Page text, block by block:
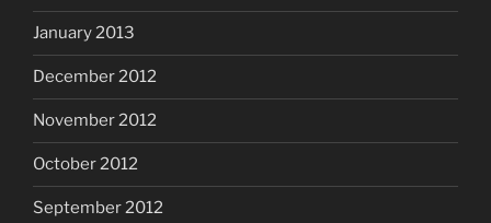
January 2013
December 2012
November 2012
October 2012
September 2012